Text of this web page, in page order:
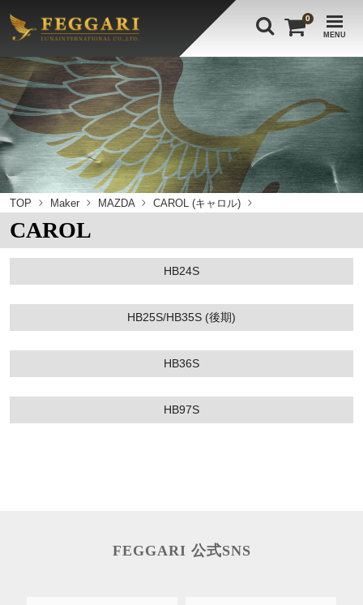
MENU
0
TOP Maker MAZDA CAROL (キャロル)
CAROL
HB24S
HB25S/HB35S (後期)
HB36S
HB97S
FEGGARI 公式SNS